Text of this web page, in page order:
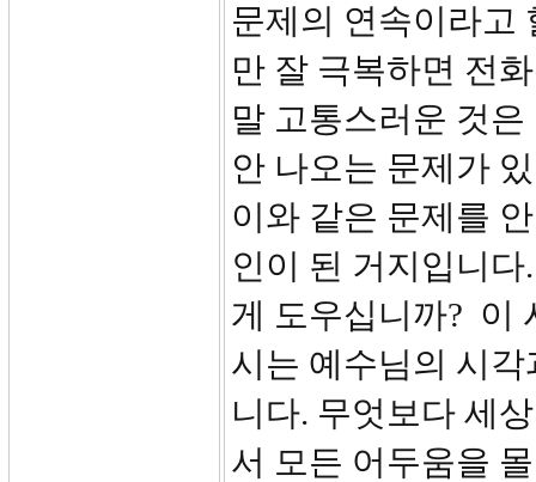
문제의 연속이라고
만 잘 극복하면 전
말 고통스러운 것
안 나오는 문제가
이와 같은 문제를
인이 된 거지입니
게 도우십니까? 이
시는 예수님의 시
니다. 무엇보다 세
서 모든 어두움을